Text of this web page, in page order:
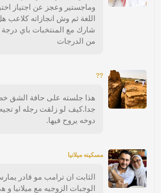
وماجستير وعجز عن اجتياز
اللغة ثم وش انجازاته كلاعب
شارك مع المنتخبات باي درجة
من الدرجات
??
هذا جلسته على حافة الشق
جدا.كيف لو زلقت رجله او تجيه
دوخه يروح فيها.
مسكينه ميلانيا
الثابت ان ترامب مو قادر
الوجبات الزوجيه مع ميلانيا و